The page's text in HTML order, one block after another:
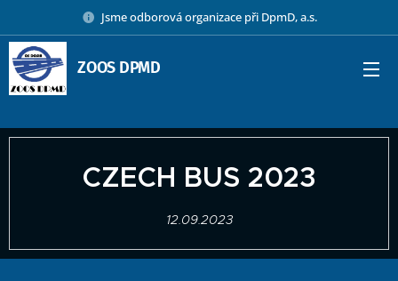
Jsme odborová organizace při DpmD, a.s.
ZOOS DPMD
CZECH BUS 2023
12.09.2023